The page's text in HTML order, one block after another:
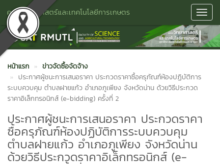
คณะวิทยาศาสตร์และเทคโนโลยีการเกษตร
หน้าแรก
ข่าวจัดซื้อจัดจ้าง
ประกาศผู้ชนะการเสนอราคา ประกวดราคาซื้อครุภัณฑ์ห้องปฏิบัติการ
ระบบควบคุม ตำบลฝายแก้ว อำเภอภูเพียง จังหวัดน่าน ด้วยวิธีประกวด
ราคาอิเล็กทรอนิกส์ (e-bidding) ครั้งที่ 2
ประกาศผู้ชนะการเสนอราคา ประกวดราคา
ซื้อครุภัณฑ์ห้องปฏิบัติการระบบควบคุม
ตำบลฝายแก้ว อำเภอภูเพียง จังหวัดน่าน
ด้วยวิธีประกวดราคาอิเล็กทรอนิกส์ (e-